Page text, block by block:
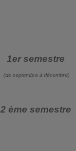
1er semestre
(de septembre à décembre)
2 ème semestre